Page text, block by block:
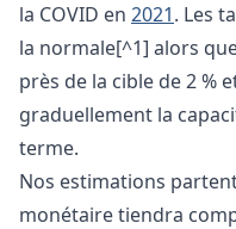
la COVID en 2021. Les
la normale[^1] alors
près de la cible de 2 %
graduellement la
terme.
Nos estimations
monétaire tiendra